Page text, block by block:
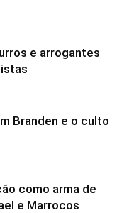
e arrogantes
Branden e o culto
como arma de
e Marrocos